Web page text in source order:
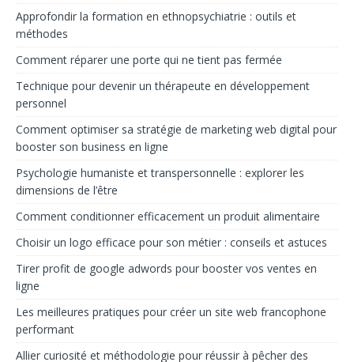
Approfondir la formation en ethnopsychiatrie : outils et
méthodes
Comment réparer une porte qui ne tient pas fermée
Technique pour devenir un thérapeute en développement
personnel
Comment optimiser sa stratégie de marketing web digital pour
booster son business en ligne
Psychologie humaniste et transpersonnelle : explorer les
dimensions de l’être
Comment conditionner efficacement un produit alimentaire
Choisir un logo efficace pour son métier : conseils et astuces
Tirer profit de google adwords pour booster vos ventes en
ligne
Les meilleures pratiques pour créer un site web francophone
performant
Allier curiosité et méthodologie pour réussir à pêcher des